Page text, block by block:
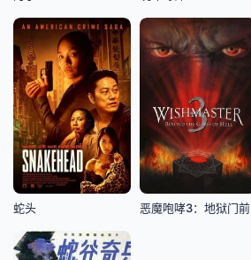
蛇头 恶魔咆哮3：地狱门前